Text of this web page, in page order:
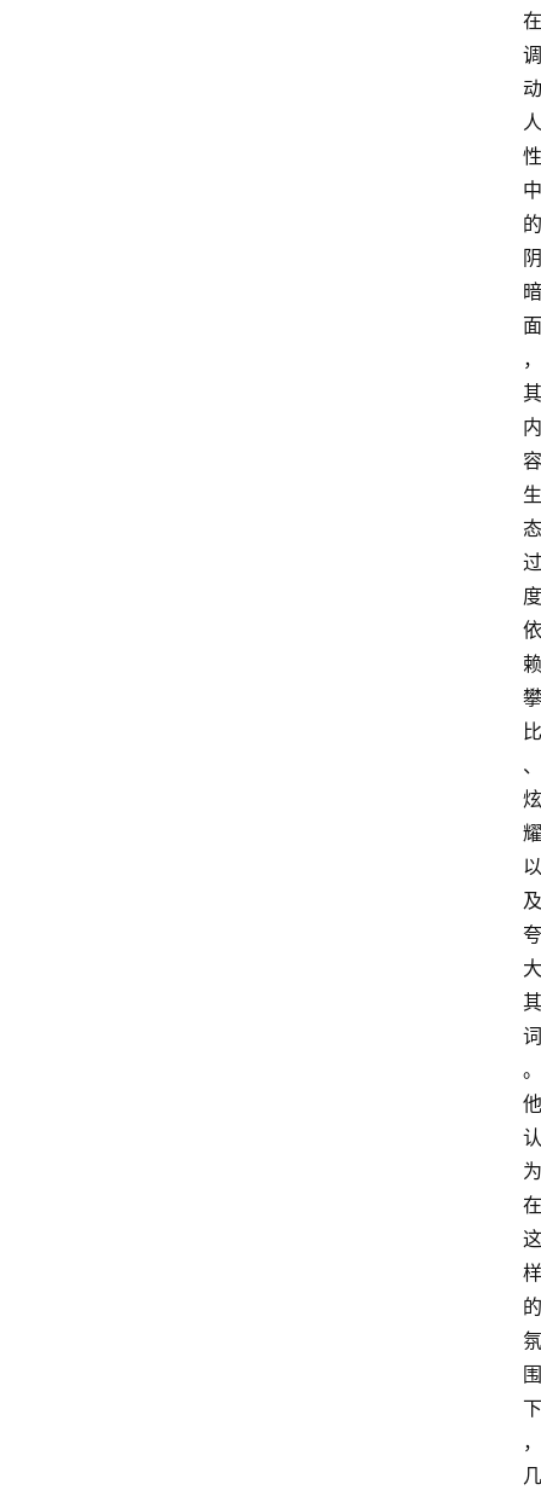
在
调
动
人
性
中
的
阴
暗
面
，
其
内
容
生
态
过
度
依
赖
攀
比
、
炫
耀
以
及
夸
大
其
词
。
他
认
为
在
这
样
的
氛
围
下
，
几